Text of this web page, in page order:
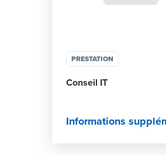
PRESTATION
Conseil IT
Informations